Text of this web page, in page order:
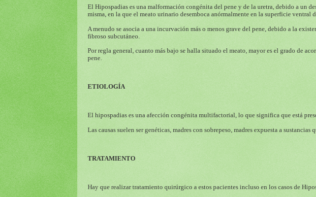
El Hipospadias es una malformación congénita del pene y de la uretra, debido a un
misma, en la que el meato urinario desemboca anórmalmente en la superficie ventral
A menudo se asocia a una incurvación más o menos grave del pene, debido a la
fibroso subcutáneo.
Por regla general, cuanto más bajo se halla situado el meato, mayor es el grado de
pene.
ETIOLOGÍA
El hipospadias es una afección congénita multifactorial, lo que significa que está
Las causas suelen ser genéticas, madres con sobrepeso, madres expuesta a sustancias
TRATAMIENTO
Hay que realizar tratamiento quirúrgico a estos pacientes incluso en los casos de